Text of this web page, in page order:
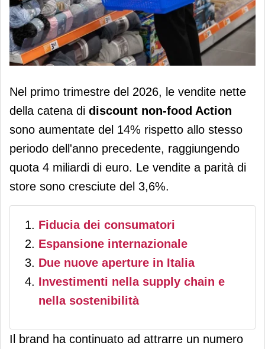
Action: le vendite raggiungono i 4
miliardi nel primo trimestre 2026
Nel primo trimestre del 2026, le vendite nette
della catena di discount non-food Action
sono aumentate del 14% rispetto allo stesso
periodo dell'anno precedente, raggiungendo
quota 4 miliardi di euro. Le vendite a parità di
store sono cresciute del 3,6%.
Fiducia dei consumatori
Espansione internazionale
Due nuove aperture in Italia
Investimenti nella supply chain e
nella sostenibilità
Il brand ha continuato ad attrarre un numero